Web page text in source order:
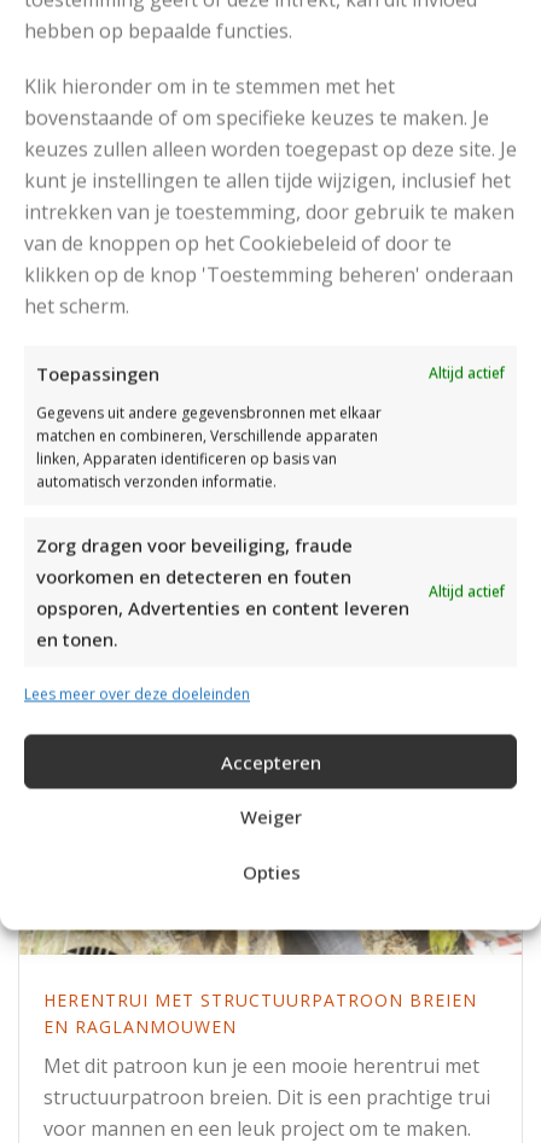
hebben op bepaalde functies.
Klik hieronder om in te stemmen met het
bovenstaande of om specifieke keuzes te maken. Je
keuzes zullen alleen worden toegepast op deze site. Je
kunt je instellingen te allen tijde wijzigen, inclusief het
intrekken van je toestemming, door gebruik te maken
van de knoppen op het Cookiebeleid of door te
klikken op de knop 'Toestemming beheren' onderaan
het scherm.
Toepassingen
Altijd actief
Gegevens uit andere gegevensbronnen met elkaar
matchen en combineren, Verschillende apparaten
linken, Apparaten identificeren op basis van
automatisch verzonden informatie.
Zorg dragen voor beveiliging, fraude
voorkomen en detecteren en fouten
opsporen, Advertenties en content leveren
en tonen.
Altijd actief
Lees meer over deze doeleinden
Accepteren
Weiger
Opties
PONCHO MET KABELS EN MOUWEN BREIEN
Read More
HERENTRUI MET STRUCTUURPATROON BREIEN
EN RAGLANMOUWEN
Met dit patroon kun je een mooie herentrui met
structuurpatroon breien. Dit is een prachtige trui
voor mannen en een leuk project om te maken.